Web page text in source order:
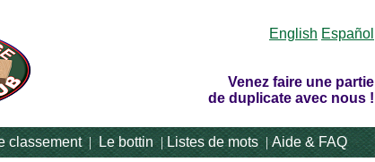
English Español
Venez faire une partie
de duplicate avec nous !
classement|Le bottin|Listes de mots|Aide & FAQ